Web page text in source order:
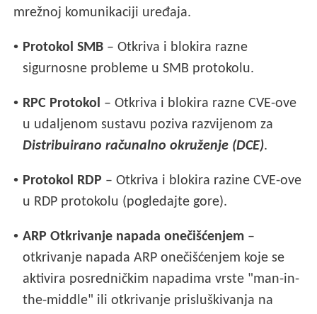
mrežnoj komunikaciji uređaja.
• Protokol SMB – Otkriva i blokira razne
sigurnosne probleme u SMB protokolu.
• RPC Protokol – Otkriva i blokira razne CVE-ove
u udaljenom sustavu poziva razvijenom za
Distribuirano računalno okruženje (DCE).
• Protokol RDP – Otkriva i blokira razine CVE-ove
u RDP protokolu (pogledajte gore).
• ARP Otkrivanje napada onečišćenjem –
otkrivanje napada ARP onečišćenjem koje se
aktivira posredničkim napadima vrste "man-in-
the-middle" ili otkrivanje prisluškivanja na